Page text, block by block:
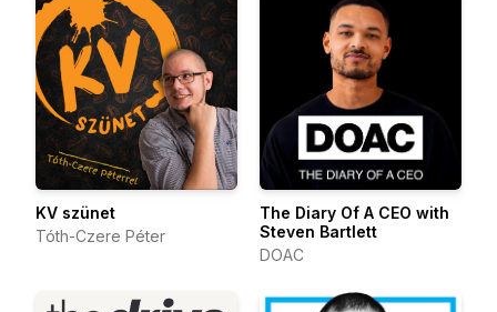
KV szünet
Tóth-Czere Péter
The Diary Of A CEO with
Steven Bartlett
DOAC